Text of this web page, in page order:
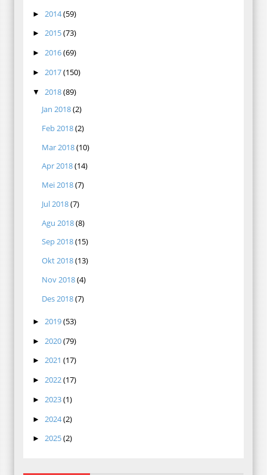
► 2014(59)
► 2015(73)
► 2016(69)
► 2017(150)
▼ 2018(89)
Jan 2018(2)
Feb 2018(2)
Mar 2018(10)
Apr 2018(14)
Mei 2018(7)
Jul 2018(7)
Agu 2018(8)
Sep 2018(15)
Okt 2018(13)
Nov 2018(4)
Des 2018(7)
► 2019(53)
► 2020(79)
► 2021 (17)
► 2022(17)
► 2023(1)
► 2024(2)
► 2025(2)